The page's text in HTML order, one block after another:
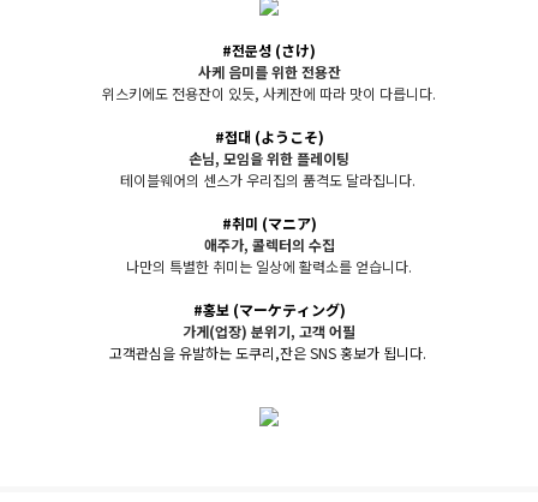
#전문성 (さけ)
사케 음미를 위한 전용잔
위스키에도 전용잔이 있듯, 사케잔에 따라 맛이 다릅니다.
#접대 (ようこそ)
손님, 모임을 위한 플레이팅
테이블웨어의 센스가 우리집의 품격도 달라집니다.
#취미 (マニア)
애주가, 콜렉터의 수집
나만의 특별한 취미는 일상에 활력소를 얻습니다.
#홍보 (マーケティング)
가게(업장) 분위기, 고객 어필
고객관심을 유발하는 도쿠리,잔은 SNS 홍보가 됩니다.